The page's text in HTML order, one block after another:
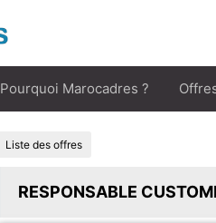
Pourquoi Marocadres ?
Liste des offres
RESPONSABLE